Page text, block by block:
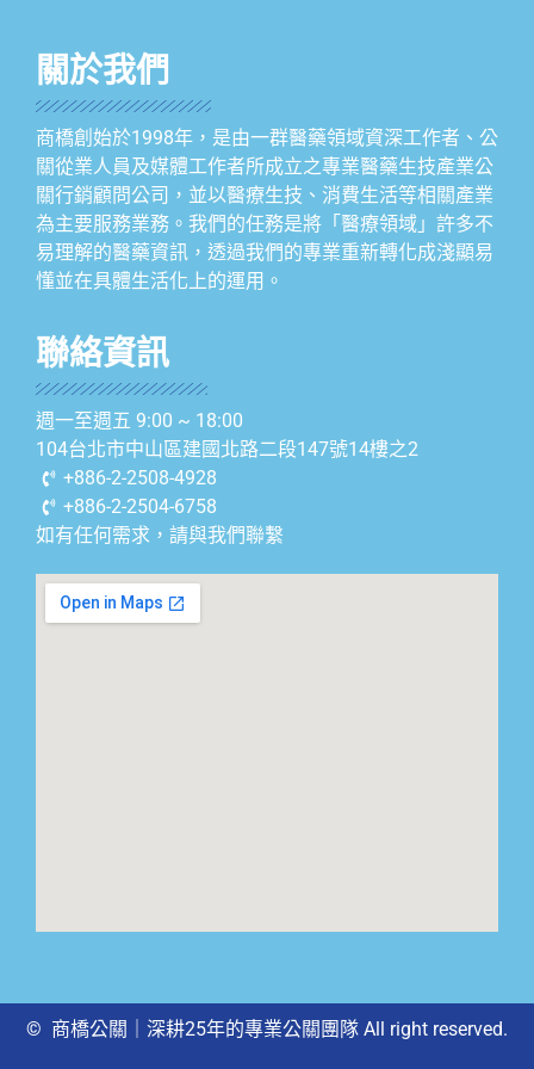
關於我們
商橋創始於1998年，是由一群醫藥領域資深工作者、公
關從業人員及媒體工作者所成立之專業醫藥生技產業公
關行銷顧問公司，並以醫療生技、消費生活等相關產業
為主要服務業務。我們的任務是將「醫療領域」許多不
易理解的醫藥資訊，透過我們的專業重新轉化成淺顯易
懂並在具體生活化上的運用。
聯絡資訊
週一至週五 9:00 ~ 18:00
104台北市中山區建國北路二段147號14樓之2
+886-2-2508-4928
+886-2-2504-6758
如有任何需求，請與我們聯繫
© 商橋公關｜深耕25年的專業公關團隊 All right reserved.